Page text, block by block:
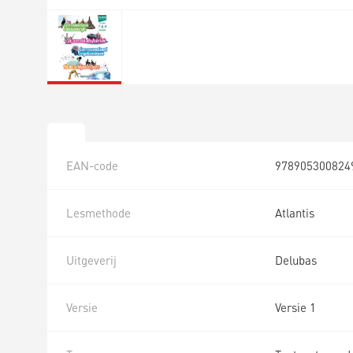
EAN-code
Lesmethode Atlantis
Uitgeverij Delubas
Versie Versie 1